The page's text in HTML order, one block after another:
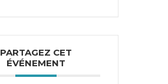
PARTAGEZ CET
ÉVÉNEMENT